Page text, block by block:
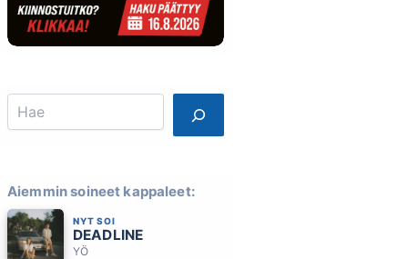
Aiemmin soineet kappaleet:
NYT SOI
DEADLINE
YÖ